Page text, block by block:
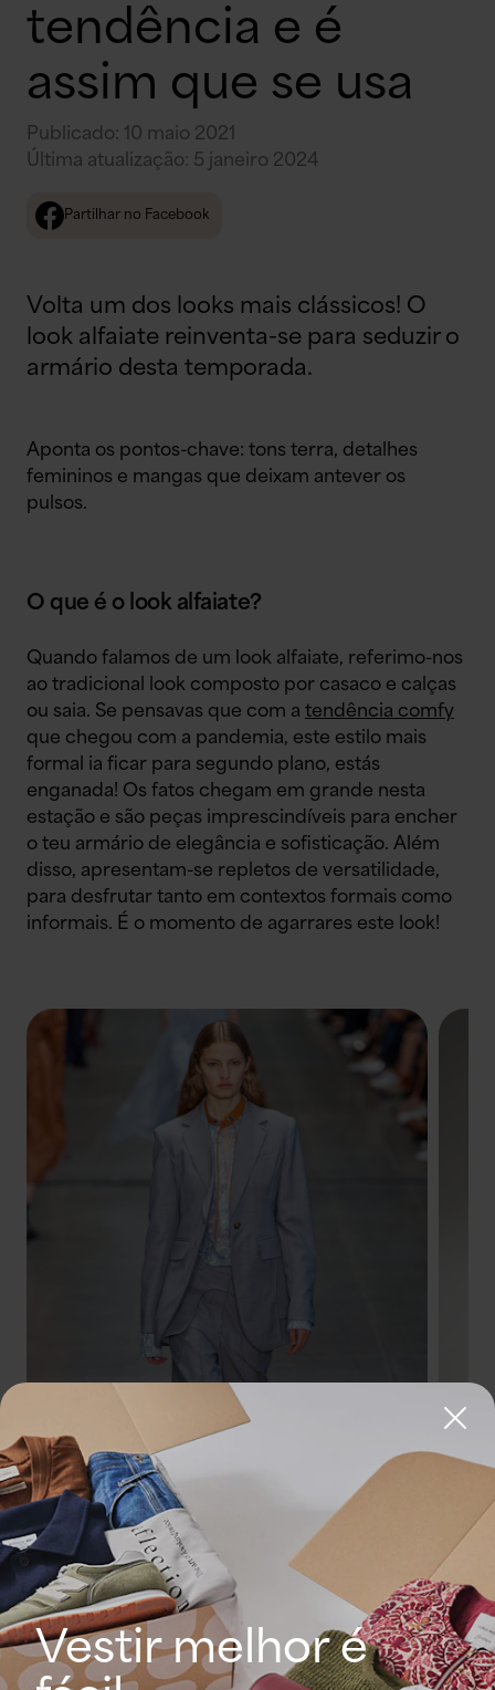
tendência e é
assim que se usa
Publicado: 10 maio 2021
Última atualização: 5 janeiro 2024
Partilhar no Facebook
Volta um dos looks mais clássicos! O
look alfaiate reinventa-se para seduzir o
armário desta temporada.
Aponta os pontos-chave: tons terra, detalhes
femininos e mangas que deixam antever os
pulsos.
O que é o look alfaiate?
Quando falamos de um look alfaiate, referimo-nos
ao tradicional look composto por casaco e calças
ou saia. Se pensavas que com a tendência comfy
que chegou com a pandemia, este estilo mais
formal ia ficar para segundo plano, estás
enganada! Os fatos chegam em grande nesta
estação e são peças imprescindíveis para encher
o teu armário de elegância e sofisticação. Além
disso, apresentam-se repletos de versatilidade,
para desfrutar tanto em contextos formais como
informais. É o momento de agarrares este look!
Vestir melhor é